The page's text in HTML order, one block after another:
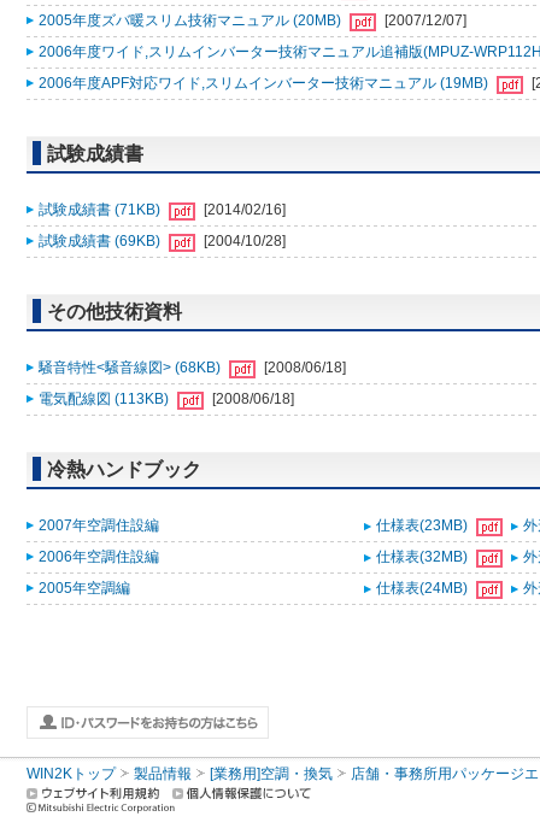
2005年度ズバ暖スリム技術マニュアル (20MB)
[2007/12/07]
2006年度ワイド,スリムインバーター技術マニュアル追補版(MPUZ-
2006年度APF対応ワイド,スリムインバーター技術マニュアル (19MB)
試験成績書
試験成績書 (71KB)
[2014/02/16]
試験成績書 (69KB)
[2004/10/28]
その他技術資料
騒音特性<騒音線図> (68KB)
[2008/06/18]
電気配線図 (113KB)
[2008/06/18]
冷熱ハンドブック
2007年空調住設編 仕様表(23MB)
2006年空調住設編
仕様表(32MB)
2005年空調編
仕様表(24MB)
WIN2Kトップ 製品情報 [業務用]空調・換気 店舗・事務所用パッケージ